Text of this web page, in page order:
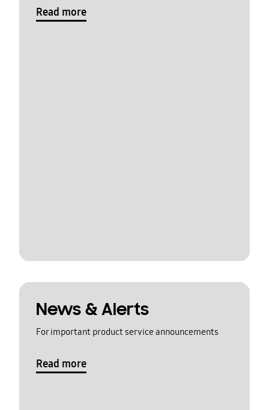
Read more
News & Alerts
For important product service announcements
Read more